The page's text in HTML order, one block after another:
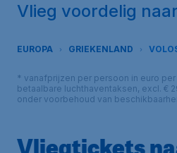
Vlieg voordelig
EUROPA GRIEKENLAND
* vanafprijzen per persoon in euro
betaalbare luchthaventaksen, excl. €
onder voorbehoud van
Vliegtickets